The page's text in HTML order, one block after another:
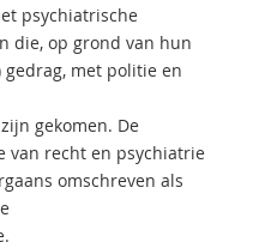
psychiatrische
die, op grond van hun
gedrag, met politie en
gekomen. De
van recht en psychiatrie
omschreven als